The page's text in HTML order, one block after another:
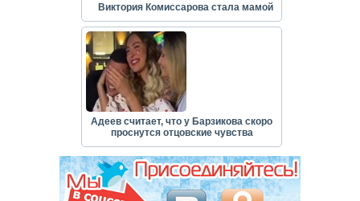
Виктория Комиссарова стала мамой
Адеев считает, что у Барзикова скоро
проснутся отцовские чувства